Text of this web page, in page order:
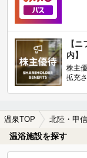
【
内】
株主
拡充
温泉TOP 北陸・甲
温浴施設を探す